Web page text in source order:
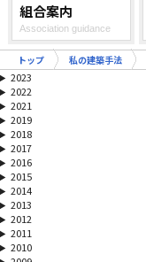
組合案内
Association guidance
トップ 私の建築手法
2023
2022
2021
2019
2018
2017
2016
2015
2014
2013
2012
2011
2010